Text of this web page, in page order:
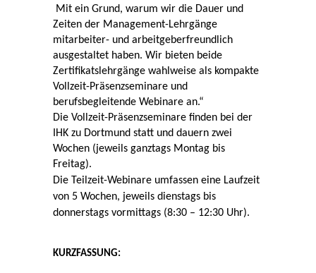
Mit ein Grund, warum wir die Dauer und
Zeiten der Management-Lehrgänge
mitarbeiter- und arbeitgeberfreundlich
ausgestaltet haben. Wir bieten beide
Zertifikatslehrgänge wahlweise als kompakte
Vollzeit-Präsenzseminare und
berufsbegleitende Webinare an.“
Die Vollzeit-Präsenzseminare finden bei der
IHK zu Dortmund statt und dauern zwei
Wochen (jeweils ganztags Montag bis
Freitag).
Die Teilzeit-Webinare umfassen eine Laufzeit
von 5 Wochen, jeweils dienstags bis
donnerstags vormittags (8:30 – 12:30 Uhr).
KURZFASSUNG: